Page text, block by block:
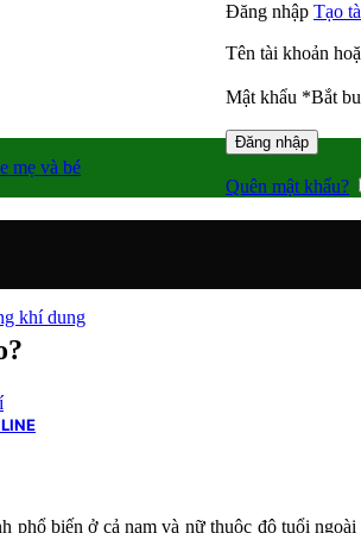
Đăng nhập Tạo
Tên tài khoản
Mật khẩu *Bắt
Đăng nhập
Quên mật khẩu?
mẹ và bé
khí dung
phổ biến ở cả nam và nữ thuộc độ tuổi